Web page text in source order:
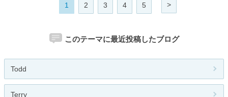
1 2 3 4 5 >
このテーマに最近投稿したブログ
Todd
Terry